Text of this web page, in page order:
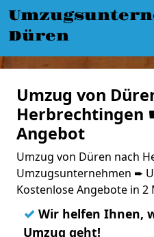
Düren
Umzug von
Herbrechtingen
Angebot
Umzug von Düren nach
Umzugsunternehmen ➨
Kostenlose Angebote in 2
✓ Wir helfen Ihnen,
Umzug geht!